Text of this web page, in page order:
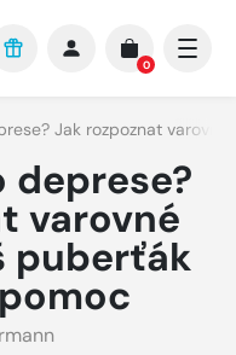
0
Jak rozpoznat
deprese?
varovné
puberťák